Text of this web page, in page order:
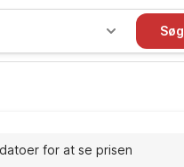
Søg
for at se prisen